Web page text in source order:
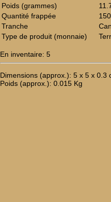
Poids (grammes)
Quantité frappée
Tranche
Type de produit (monnaie)
En inventaire: 5
Dimensions (approx.): 5 x 5 x 0.3
Poids (approx.): 0.015 Kg